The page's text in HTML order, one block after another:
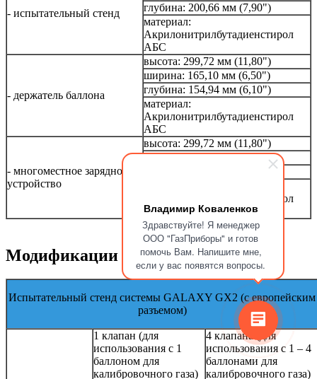
Владимир Коваленков
Здравствуйте! Я менеджер
ООО "ГазПриборы" и готов
помочь Вам. Напишите мне,
если у вас появятся вопросы.
- испытательный стенд
глубина: 200,66 мм (7,90")
материал:
Акрилонитрилбутадиенстирол
АБС
- держатель баллона
высота: 299,72 мм (11,80")
ширина: 165,10 мм (6,50")
глубина: 154,94 мм (6,10")
материал:
Акрилонитрилбутадиенстирол
АБС
- многоместное зарядное
устройство
высота: 299,72 мм (11,80")
ширина: 165,10 мм (6,50")
глубина: 163,58 мм (6,44")
Акрилонитрилбутадиенстирол
АБС
Модификации
Испытательный стенд системы GALAXY GX2 (с европейским
разъемом)
1 клапан (для
использования с 1
баллоном для
калибровочного газа)
4 клапана (для
использования с 1 – 4
баллонами для
калибровочного газа)